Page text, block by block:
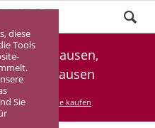
diese
Tools
Sie
Wildeshausen,
Wildeshausen
kaufen